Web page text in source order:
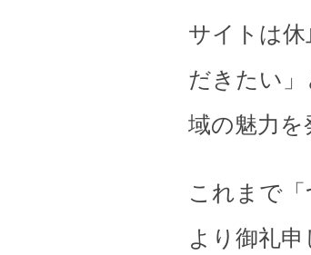
サイトは
だきたい
域の魅力を
これまで
より御礼申